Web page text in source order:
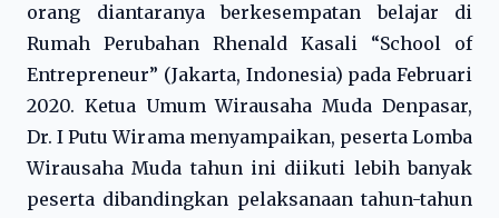
orang diantaranya berkesempatan belajar di
Rumah Perubahan Rhenald Kasali “School of
Entrepreneur” (Jakarta, Indonesia) pada Februari
2020. Ketua Umum Wirausaha Muda Denpasar,
Dr. I Putu Wirama menyampaikan, peserta Lomba
Wirausaha Muda tahun ini diikuti lebih banyak
peserta dibandingkan pelaksanaan tahun-tahun